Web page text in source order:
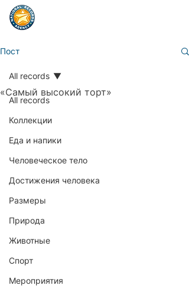
Пост
All records
Коллекции
Еда и напики
Человеческое тело
Достижения человека
Размеры
Природа
Животные
Спорт
Мероприятия
All records
«Самый высокий торт»